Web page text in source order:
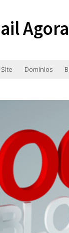
Agora
Site Domínios